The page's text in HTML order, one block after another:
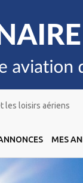
les loisirs aériens
MES